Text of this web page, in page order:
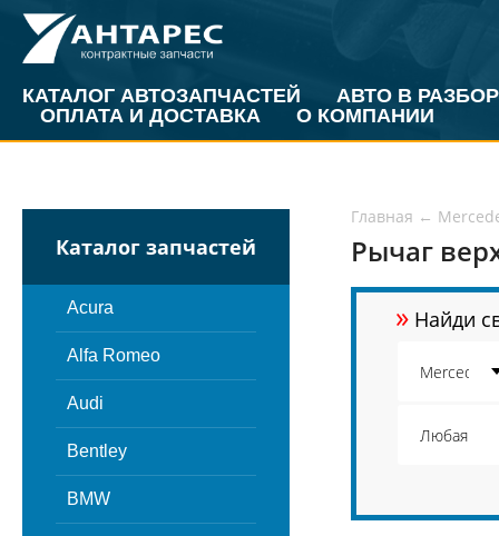
КАТАЛОГ АВТОЗАПЧАСТЕЙ
АВТО В РАЗБОР
ОПЛАТА И ДОСТАВКА
О КОМПАНИИ
Каталог запчастей
Acura
Alfa Romeo
Audi
Bentley
BMW
Главная ←
Рычаг
» Найди